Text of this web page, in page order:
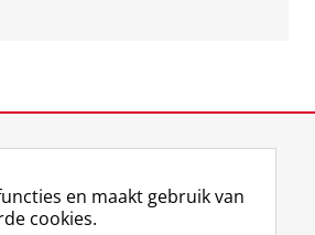
en maakt gebruik van
cookies.